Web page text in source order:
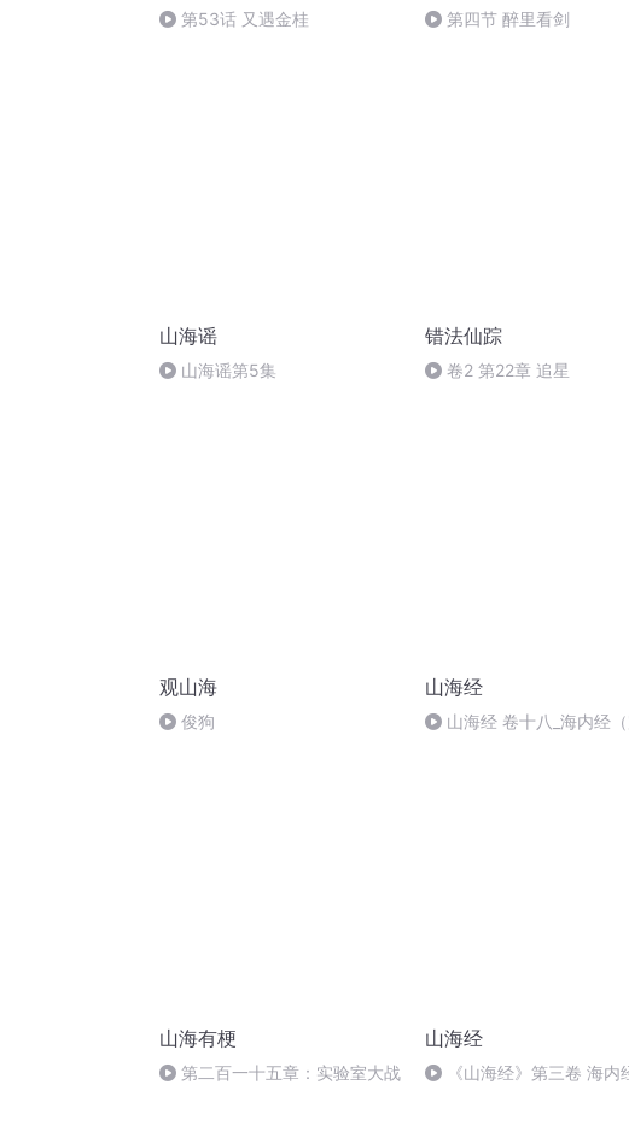
第53话 又遇金桂 第四节 醉里看剑
山海谣
山海谣第5集
错法仙踪
卷2 第22章 追星
观山海
俊狗
山海经
山海经 卷十八_海内经（
山海有梗
第二百一十五章：实验室大战
山海经
《山海经》第三卷 海内